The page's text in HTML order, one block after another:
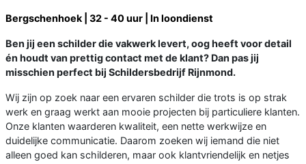
Bergschenhoek | 32 - 40 uur | In loondienst
Ben jij een schilder die vakwerk levert, oog heeft voor detail
én houdt van prettig contact met de klant? Dan pas jij
misschien perfect bij Schildersbedrijf Rijnmond.
Wij zijn op zoek naar een ervaren schilder die trots is op strak
werk en graag werkt aan mooie projecten bij particuliere klanten.
Onze klanten waarderen kwaliteit, een nette werkwijze en
duidelijke communicatie. Daarom zoeken wij iemand die niet
alleen goed kan schilderen, maar ook klantvriendelijk en netjes